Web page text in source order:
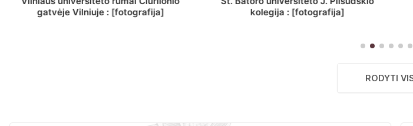
kolegija : [fotografija]
bazilijonų vienuolyną, Rečycos pav.]
RODYTI